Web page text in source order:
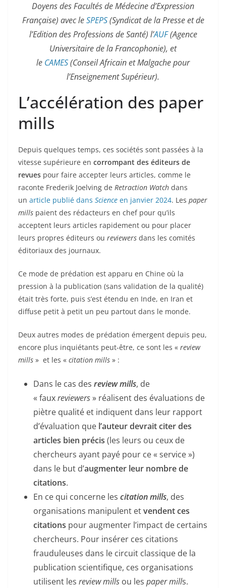
Doyens des Facultés de Médecine d’Expression
Française) avec leSPEPS(Syndicat de la Presse et de
l’Edition des Professions de Santé) l’AUF(Agence
Universitaire de la Francophonie), et
le CAMES(Conseil Africain et Malgache pour
l’Enseignement Supérieur).
L’accélération des paper
mills
Depuis quelques temps, ces sociétés sont passées à la
vitesse supérieure en corrompant des éditeurs de
revues pour faire accepter leurs articles, comme le
raconte Frederik Joelving de Retraction Watch dans
un article publié dans Science en janvier 2024. Les paper
mills paient des rédacteurs en chef pour qu’ils
acceptent leurs articles rapidement ou pour placer
leurs propres éditeurs ou reviewers dans les comités
éditoriaux des journaux.
Ce mode de prédation est apparu en Chine où la
pression à la publication (sans validation de la qualité)
était très forte, puis s’est étendu en Inde, en Iran et
diffuse petit à petit un peu partout dans le monde.
Deux autres modes de prédation émergent depuis peu,
encore plus inquiétants peut-être, ce sont les « review
mills » et les « citation mills » :
Dans le cas des review mills, de
« fauxreviewers» réalisent des évaluations de
piètre qualité et indiquent dans leur rapport
d’évaluation que l’auteur devrait citer des
articles bien précis (les leurs ou ceux de
chercheurs ayant payé pour ce « service »)
dans le but d’augmenter leur nombre de
citations.
En ce qui concerne les citation mills, des
organisations manipulent etvendent ces
citations pour augmenter l’impact de certains
chercheurs. Pour insérer ces citations
frauduleuses dans le circuit classique de la
publication scientifique, ces organisations
utilisent les review mills ou les paper mills.